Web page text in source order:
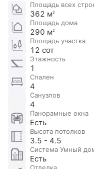
Площадь всех
362 м2
Площадь дома
290 м2
Площадь участка
12 сот
Этажность
1
Спален
4
Санузлов
4
Панорамные окна
Есть
Высота потолков
3.5 - 4.5
Система Умный
Есть